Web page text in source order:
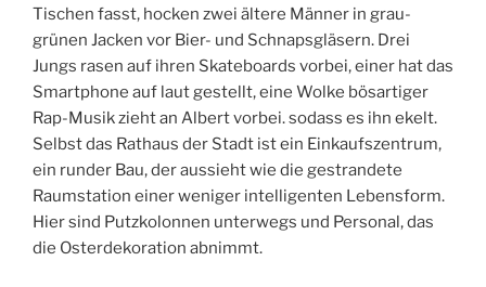
Tischen fasst, hocken zwei ältere Männer in grau-
grünen Jacken vor Bier- und Schnapsgläsern. Drei
Jungs rasen auf ihren Skateboards vorbei, einer hat das
Smartphone auf laut gestellt, eine Wolke bösartiger
Rap-Musik zieht an Albert vorbei. sodass es ihn ekelt.
Selbst das Rathaus der Stadt ist ein Einkaufszentrum,
ein runder Bau, der aussieht wie die gestrandete
Raumstation einer weniger intelligenten Lebensform.
Hier sind Putzkolonnen unterwegs und Personal, das
die Osterdekoration abnimmt.